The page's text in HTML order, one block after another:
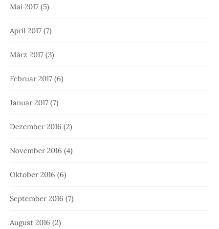
Mai 2017 (5)
April 2017 (7)
März 2017 (3)
Februar 2017 (6)
Januar 2017 (7)
Dezember 2016 (2)
November 2016 (4)
Oktober 2016 (6)
September 2016 (7)
August 2016 (2)